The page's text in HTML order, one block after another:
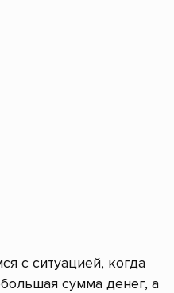
с ситуацией, когда
сумма денег, а